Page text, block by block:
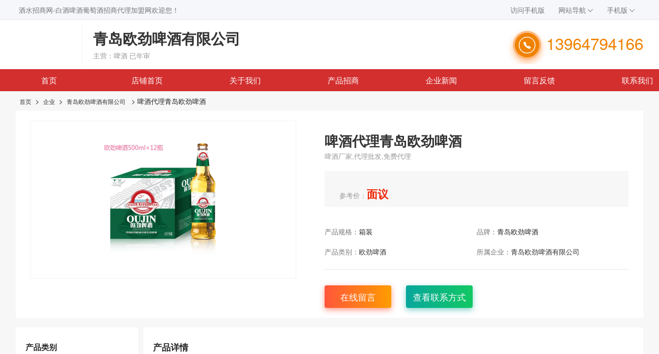
酒水招商网-白酒啤酒葡萄酒招商代理加盟网欢迎您！ 访问手机版 网站导航 手机版
青岛欧劲啤酒有限公司
主营：啤酒 已年审
13964794166
首页 店铺首页 关于我们 产品招商 企业新闻 留言反馈 联系我们
首页 > 企业 > 青岛欧劲啤酒有限公司 > 啤酒代理青岛欧劲啤酒
啤酒代理青岛欧劲啤酒
啤酒厂家,代理批发,免费代理
参考价： 面议
产品规格： 箱装 品牌： 青岛欧劲啤酒
产品类别： 欧劲啤酒 所属企业： 青岛欧劲啤酒有限公司
在线留言 查看联系方式
产品类别 产品详情